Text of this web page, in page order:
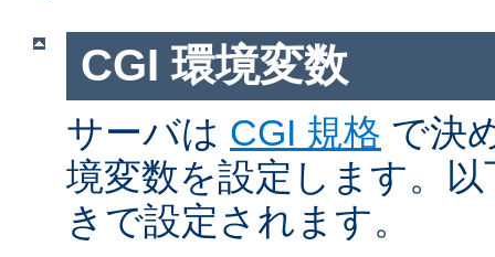
CGI 環境変数
サーバは CGI 規格 で決
境変数を設定します。
きで設定されます。